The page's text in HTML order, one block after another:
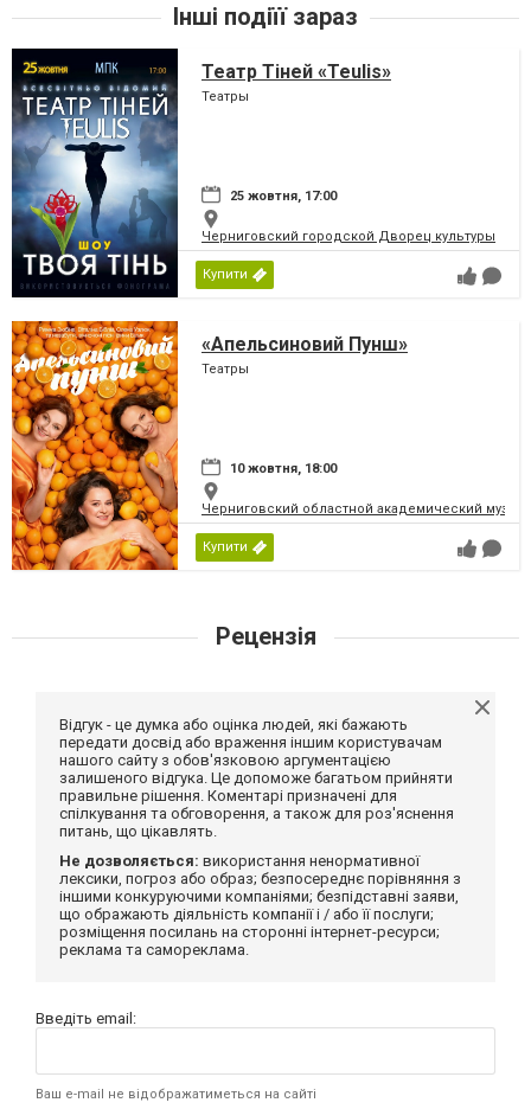
Інші подіїї зараз
Театр Тіней «Teulis»
Театры
25 жовтня, 17:00
Черниговский городской Дворец культуры
Купити
«Апельсиновий Пунш»
Театры
10 жовтня, 18:00
Черниговский областной академический
Купити
Рецензія
Відгук - це думка або оцінка людей, які бажають
передати досвід або враження іншим користувачам
нашого сайту з обов'язковою аргументацією
залишеного відгука. Це допоможе багатьом прийняти
правильне рішення. Коментарі призначені для
спілкування та обговорення, а також для роз'яснення
питань, що цікавлять.
Не дозволяється: використання ненормативної
лексики, погроз або образ; безпосереднє порівняння з
іншими конкуруючими компаніями; безпідставні заяви,
що ображають діяльність компанії і / або її послуги;
розміщення посилань на сторонні інтернет-ресурси;
реклама та самореклама.
Введіть email:
Ваш e-mail не відображатиметься на сайті